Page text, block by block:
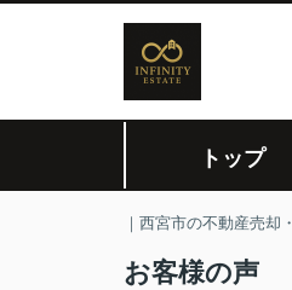
トップ
｜西宮市の不動産売却
お客様の声